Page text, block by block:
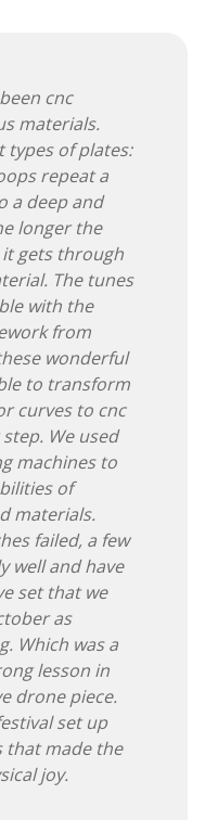
cnc
materials.
types of plates:
repeat a
a deep and
longer the
gets through
The tunes
with the
from
wonderful
to transform
curves to cnc
We used
machines to
of
materials.
failed, a few
well and have
set that we
as
Which was a
lesson in
drone piece.
set up
that made the
joy.